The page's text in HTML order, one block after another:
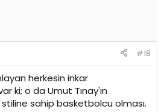
#18
herkesin inkar
ki; o da Umut Tınay'ın
sahip basketbolcu olması.